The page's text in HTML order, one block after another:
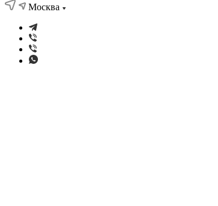
Москва